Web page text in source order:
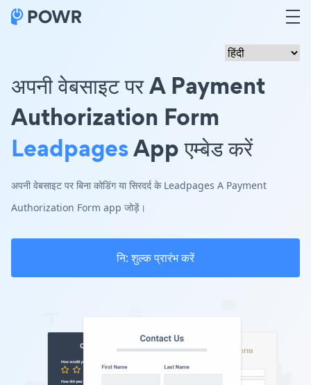
अपनी वेबसाइट पर A Payment
Authorization Form
LeadpagesApp एम्बेड करें
अपनी वेबसाइट पर बिना कोडिंग या सिरदर्द के Leadpages A Payment
Authorization Form app जोड़ें।
नि: शुल्क प्रारंभ करें